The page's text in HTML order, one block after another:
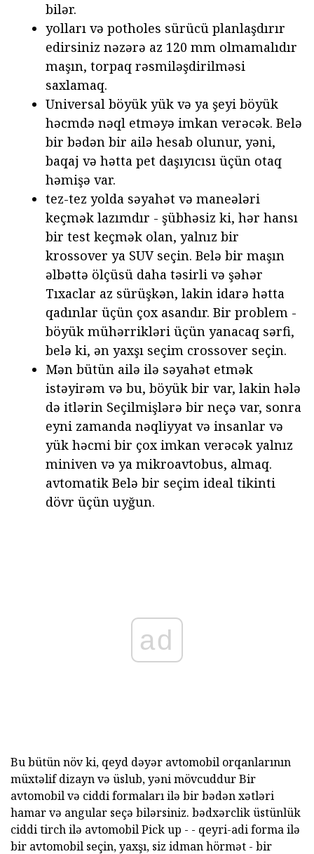
bilər.
yolları və potholes sürücü planlaşdırır
edirsiniz nəzərə az 120 mm olmamalıdır
maşın, torpaq rəsmiləşdirilməsi
saxlamaq.
Universal böyük yük və ya şeyi böyük
həcmdə nəql etməyə imkan verəcək. Belə
bir bədən bir ailə hesab olunur, yəni,
baqaj və hətta pet daşıyıcısı üçün otaq
həmişə var.
tez-tez yolda səyahət və maneələri
keçmək lazımdır - şübhəsiz ki, hər hansı
bir test keçmək olan, yalnız bir
krossover ya SUV seçin. Belə bir maşın
əlbəttə ölçüsü daha təsirli və şəhər
Tıxaclar az sürüşkən, lakin idarə hətta
qadınlar üçün çox asandır. Bir problem -
böyük mühərrikləri üçün yanacaq sərfi,
belə ki, ən yaxşı seçim crossover seçin.
Mən bütün ailə ilə səyahət etmək
istəyirəm və bu, böyük bir var, lakin hələ
də itlərin Seçilmişlərə bir neçə var, sonra
eyni zamanda nəqliyyat və insanlar və
yük həcmi bir çox imkan verəcək yalnız
miniven və ya mikroavtobus, almaq.
avtomatik Belə bir seçim ideal tikinti
dövr üçün uyğun.
ad
Bu bütün növ ki, qeyd dəyər avtomobil orqanlarının
müxtəlif dizayn və üslub, yəni mövcuddur Bir
avtomobil və ciddi formaları ilə bir bədən xətləri
hamar və angular seçə bilərsiniz. bədxərclik üstünlük
ciddi tirch ilə avtomobil Pick up - - qeyri-adi forma ilə
bir avtomobil seçin, yaxşı, siz idman hörmət - bir